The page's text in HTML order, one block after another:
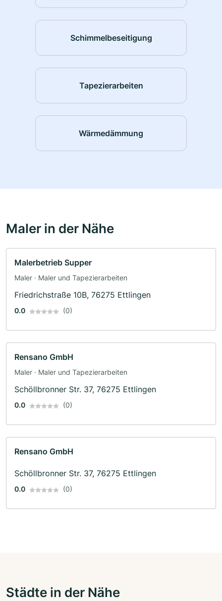
Schimmelbeseitigung
Tapezierarbeiten
Wärmedämmung
Maler in der Nähe
Malerbetrieb Supper
Maler · Maler und Tapezierarbeiten
Friedrichstraße 10B, 76275 Ettlingen
0.0 (0)
Rensano GmbH
Maler · Maler und Tapezierarbeiten
Schöllbronner Str. 37, 76275 Ettlingen
0.0 (0)
Rensano GmbH
Schöllbronner Str. 37, 76275 Ettlingen
0.0 (0)
Städte in der Nähe